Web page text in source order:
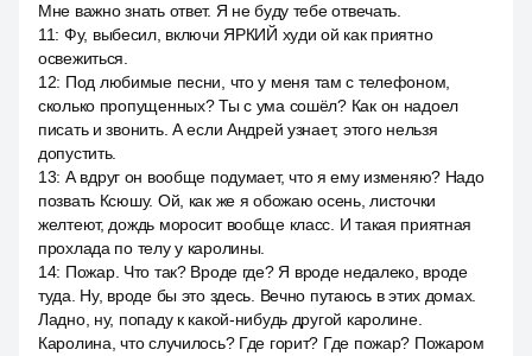
Мне важно знать ответ. Я не буду тебе отвечать.
11: Фу, выбесил, включи ЯРКИЙ худи ой как приятно
освежиться.
12: Под любимые песни, что у меня там с телефоном,
сколько пропущенных? Ты с ума сошёл? Как он надоел
писать и звонить. А если Андрей узнает, этого нельзя
допустить.
13: А вдруг он вообще подумает, что я ему изменяю? Надо
позвать Ксюшу. Ой, как же я обожаю осень, листочки
желтеют, дождь моросит вообще класс. И такая приятная
прохлада по телу у каролины.
14: Пожар. Что так? Вроде где? Я вроде недалеко, вроде
туда. Ну, вроде бы это здесь. Вечно путаюсь в этих домах.
Ладно, ну, попаду к какой-нибудь другой каролине.
Каролина, что случилось? Где горит? Где пожар? Пожаром